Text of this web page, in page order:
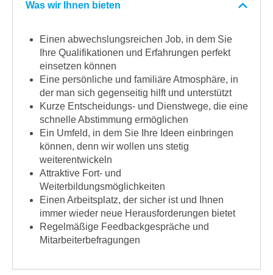
Was wir Ihnen bieten
Einen abwechslungsreichen Job, in dem Sie
Ihre Qualifikationen und Erfahrungen perfekt
einsetzen können
Eine persönliche und familiäre Atmosphäre, in
der man sich gegenseitig hilft und unterstützt
Kurze Entscheidungs- und Dienstwege, die eine
schnelle Abstimmung ermöglichen
Ein Umfeld, in dem Sie Ihre Ideen einbringen
können, denn wir wollen uns stetig
weiterentwickeln
Attraktive Fort- und
Weiterbildungsmöglichkeiten
Einen Arbeitsplatz, der sicher ist und Ihnen
immer wieder neue Herausforderungen bietet
Regelmäßige Feedbackgespräche und
Mitarbeiterbefragungen